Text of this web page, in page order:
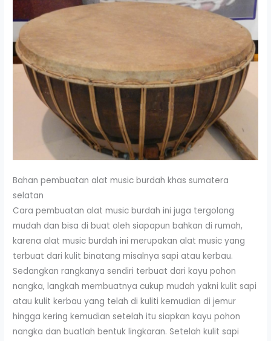
Bahan pembuatan alat music burdah khas sumatera
selatan
Cara pembuatan alat music burdah ini juga tergolong
mudah dan bisa di buat oleh siapapun bahkan di rumah,
karena alat music burdah ini merupakan alat music yang
terbuat dari kulit binatang misalnya sapi atau kerbau.
Sedangkan rangkanya sendiri terbuat dari kayu pohon
nangka, langkah membuatnya cukup mudah yakni kulit sapi
atau kulit kerbau yang telah di kuliti kemudian di jemur
hingga kering kemudian setelah itu siapkan kayu pohon
nangka dan buatlah bentuk lingkaran. Setelah kulit sapi